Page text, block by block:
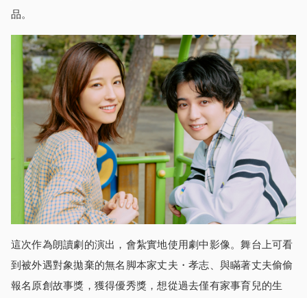
品。
這次作為朗讀劇的演出，會紮實地使用劇中影像。舞台上可看
到被外遇對象拋棄的無名脚本家丈夫・孝志、與瞞著丈夫偷偷
報名原創故事獎，獲得優秀獎，想從過去僅有家事育兒的生